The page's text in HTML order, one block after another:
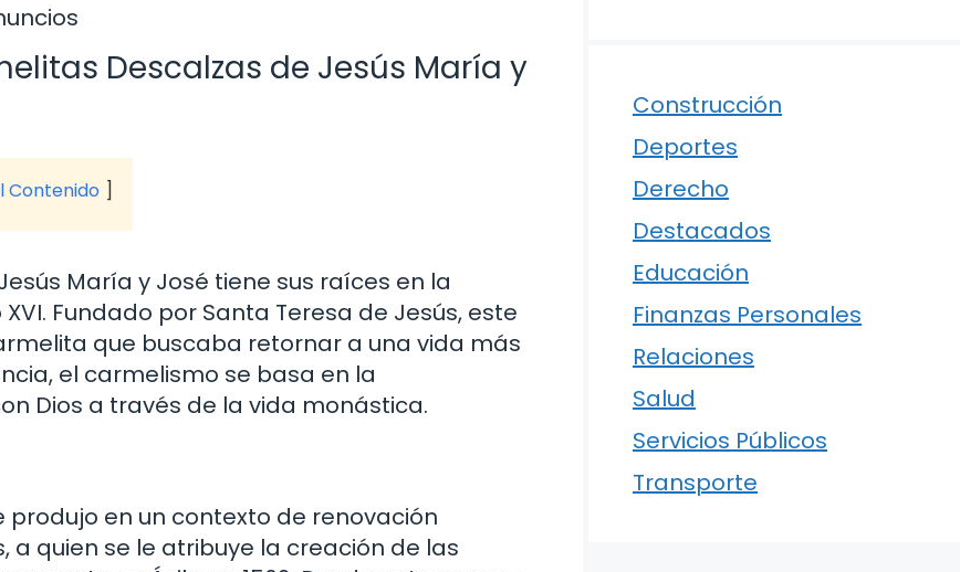
Descalzas de Jesús María y
Contenido
María y José tiene sus raíces en la
Fundado por Santa Teresa de Jesús, este
que buscaba retornar a una vida más
el carmelismo se basa en la
Dios a través de la vida monástica.
en un contexto de renovación
a quien se le atribuye la creación de las
Construcción
Deportes
Derecho
Destacados
Educación
Finanzas Personales
Relaciones
Salud
Servicios Públicos
Transporte